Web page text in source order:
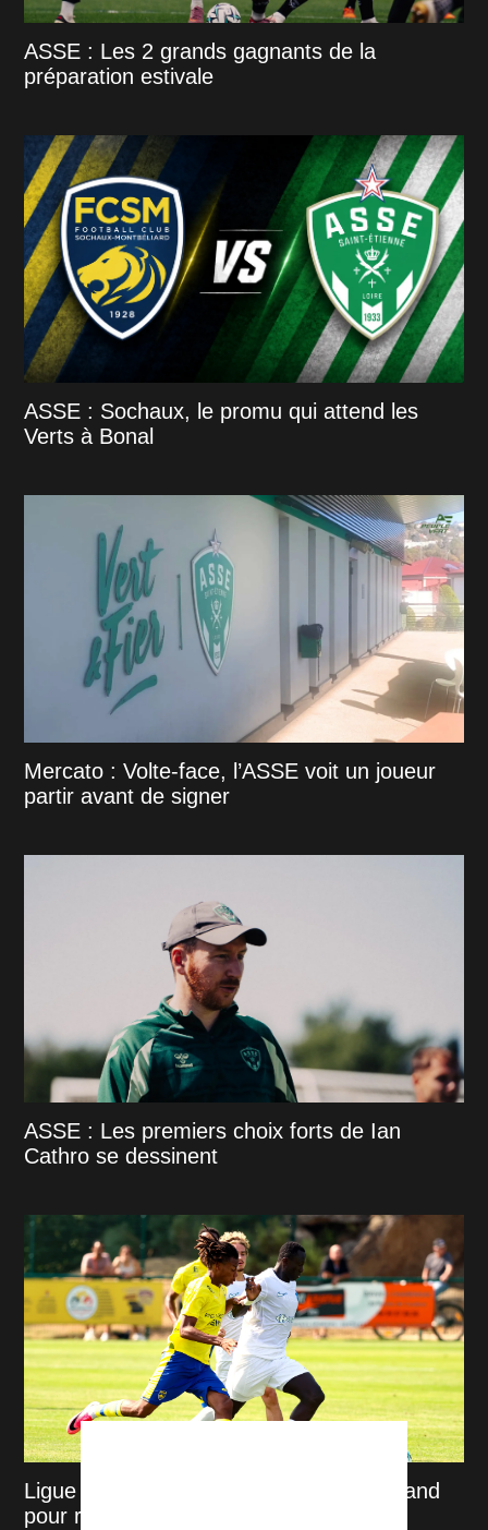
ASSE : Les 2 grands gagnants de la
préparation estivale
ASSE : Sochaux, le promu qui attend les
Verts à Bonal
Mercato : Volte-face, l’ASSE voit un joueur
partir avant de signer
ASSE : Les premiers choix forts de Ian
Cathro se dessinent
Ligue 2 : Sochaux voit les choses en grand
pour recevoir l'ASSE